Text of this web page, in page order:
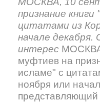
признание
цитатами из
начале
интерес
муфтиев на
исламе" с
ноября или